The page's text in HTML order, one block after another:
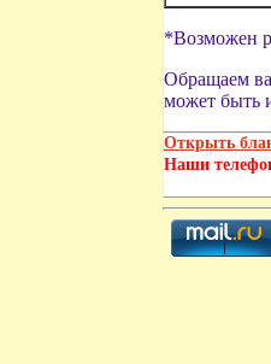
*Возможен
Обращаем
может быть
Открыть
Наши